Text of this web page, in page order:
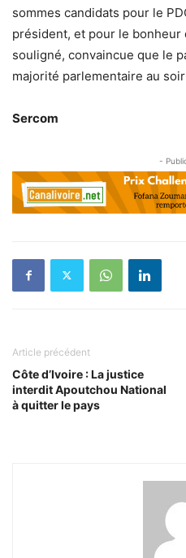
sommes candidats pour le
président, et pour le
souligné, convaincue que le
majorité parlementaire au
Sercom
-
Article précédent
Côte d’Ivoire : La justice
interdit Apoutchou National
à quitter le pays